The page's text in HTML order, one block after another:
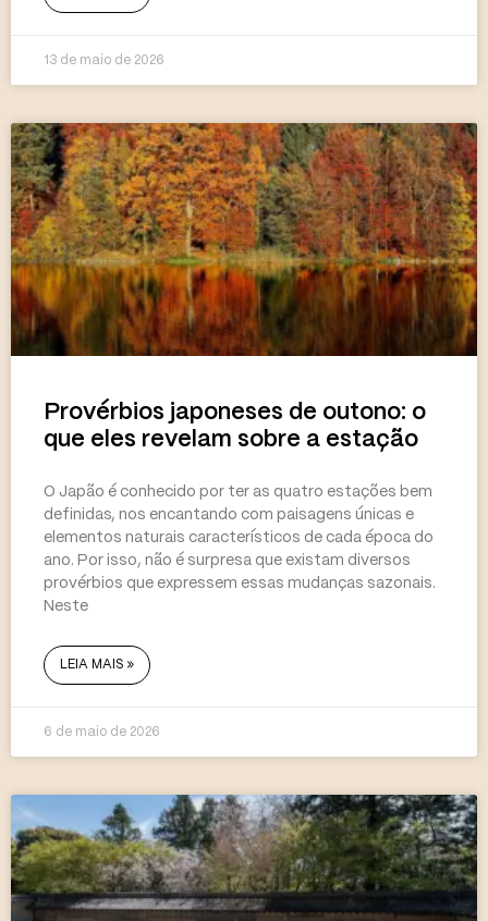
13 de maio de 2026
Provérbios japoneses de outono: o
que eles revelam sobre a estação
O Japão é conhecido por ter as quatro estações bem
definidas, nos encantando com paisagens únicas e
elementos naturais característicos de cada época do
ano. Por isso, não é surpresa que existam diversos
provérbios que expressem essas mudanças sazonais.
Neste
LEIA MAIS »
6 de maio de 2026